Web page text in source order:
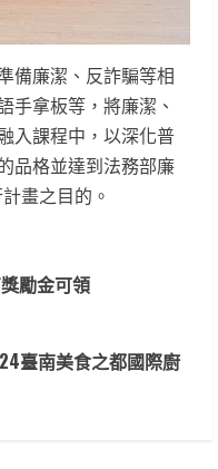
備廉潔、反詐騙等相
手拿板等，將廉潔、
入課程中，以深化普
品格並達到法務部廉
畫之目的。
勵金可領
臺南美食之都國際廚